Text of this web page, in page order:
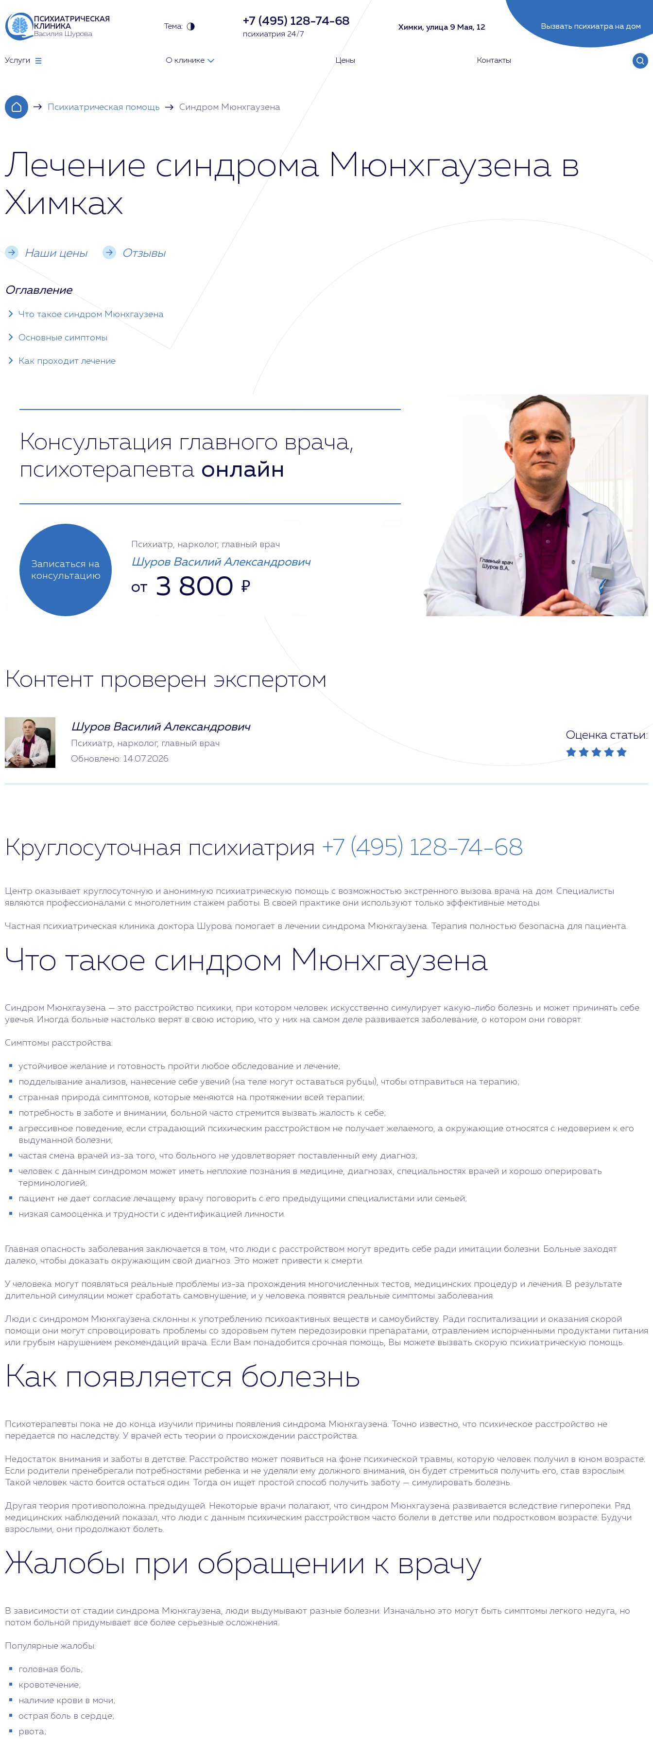
ПСИХИАТРИЧЕСКАЯ
КЛИНИКА
Василия Шурова
Тема: +7 (495) 128-74-68
психиатрия 24/7
Химки, улица 9 Мая, 12 Вызвать психиатра на дом
Услуги О клинике Цены Контакты
Психиатрическая помощь Синдром Мюнхгаузена
Лечение синдрома Мюнхгаузена в
Химках
Наши цены Отзывы
Оглавление
Что такое синдром Мюнхгаузена
Основные симптомы
Как проходит лечение
Консультация главного врача,
психотерапевта онлайн
Записаться на
консультацию
Психиатр, нарколог, главный врач
Шуров Василий Александрович
от 3 800 ₽
Контент проверен экспертом
Шуров Василий Александрович
Психиатр, нарколог, главный врач
Обновлено: 14.07.2026
Оценка статьи:
Круглосуточная психиатрия +7 (495) 128-74-68
Центр оказывает круглосуточную и анонимную психиатрическую помощь с возможностью экстренного вызова врача на дом. Специалисты
являются профессионалами с многолетним стажем работы. В своей практике они используют только эффективные методы.
Частная психиатрическая клиника доктора Шурова помогает в лечении синдрома Мюнхгаузена. Терапия полностью безопасна для пациента.
Что такое синдром Мюнхгаузена
Синдром Мюнхгаузена — это расстройство психики, при котором человек искусственно симулирует какую-либо болезнь и может причинять себе
увечья. Иногда больные настолько верят в свою историю, что у них на самом деле развивается заболевание, о котором они говорят.
Симптомы расстройства:
устойчивое желание и готовность пройти любое обследование и лечение;
подделывание анализов, нанесение себе увечий (на теле могут оставаться рубцы), чтобы отправиться на терапию;
странная природа симптомов, которые меняются на протяжении всей терапии;
потребность в заботе и внимании, больной часто стремится вызвать жалость к себе;
агрессивное поведение, если страдающий психическим расстройством не получает желаемого, а окружающие относятся с недоверием к его
выдуманной болезни;
частая смена врачей из-за того, что больного не удовлетворяет поставленный ему диагноз;
человек с данным синдромом может иметь неплохие познания в медицине, диагнозах, специальностях врачей и хорошо оперировать
терминологией;
пациент не дает согласие лечащему врачу поговорить с его предыдущими специалистами или семьей;
низкая самооценка и трудности с идентификацией личности.
Главная опасность заболевания заключается в том, что люди с расстройством могут вредить себе ради имитации болезни. Больные заходят
далеко, чтобы доказать окружающим свой диагноз. Это может привести к смерти.
У человека могут появляться реальные проблемы из-за прохождения многочисленных тестов, медицинских процедур и лечения. В результате
длительной симуляции может сработать самовнушение, и у человека появятся реальные симптомы заболевания.
Люди с синдромом Мюнхгаузена склонны к употреблению психоактивных веществ и самоубийству. Ради госпитализации и оказания скорой
помощи они могут спровоцировать проблемы со здоровьем путем передозировки препаратами, отравлением испорченными продуктами питания
или грубым нарушением рекомендаций врача. Если Вам понадобится срочная помощь, Вы можете вызвать скорую психиатрическую помощь.
Как появляется болезнь
Психотерапевты пока не до конца изучили причины появления синдрома Мюнхгаузена. Точно известно, что психическое расстройство не
передается по наследству. У врачей есть теории о происхождении расстройства.
Недостаток внимания и заботы в детстве. Расстройство может появиться на фоне психической травмы, которую человек получил в юном возрасте.
Если родители пренебрегали потребностями ребенка и не уделяли ему должного внимания, он будет стремиться получить его, став взрослым.
Такой человек часто боится остаться один. Тогда он ищет простой способ получить заботу — симулировать болезнь.
Другая теория противоположна предыдущей. Некоторые врачи полагают, что синдром Мюнхгаузена развивается вследствие гиперопеки. Ряд
медицинских наблюдений показал, что люди с данным психическим расстройством часто болели в детстве или подростковом возрасте. Будучи
взрослыми, они продолжают болеть.
Жалобы при обращении к врачу
В зависимости от стадии синдрома Мюнхгаузена, люди выдумывают разные болезни. Изначально это могут быть симптомы легкого недуга, но
потом больной придумывает все более серьезные осложнения.
Популярные жалобы:
головная боль;
кровотечение;
наличие крови в мочи;
острая боль в сердце;
рвота;